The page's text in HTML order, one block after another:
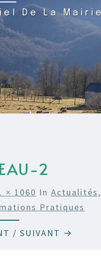
De La Mairie
2
× 1060 In Actualités,
Pratiques
/ SUIVANT →